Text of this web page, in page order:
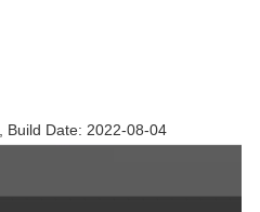
Build Date: 2022-08-04